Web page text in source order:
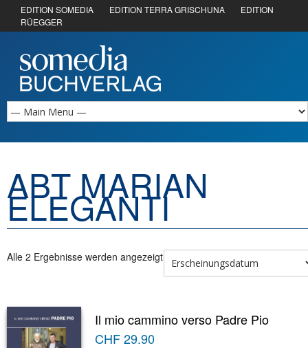
EDITION SOMEDIA EDITION TERRA GRISCHUNA
EDITION
RÜEGGER
ABT MARIAN
ELEGANTI
Alle 2 Ergebnisse werden angezeigt
Il mio cammino verso Padre Pio
CHF29.90